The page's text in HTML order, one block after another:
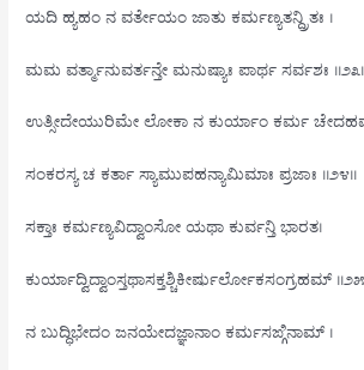
ಯದಿ ಹ್ಯಹಂ ನ ವರ್ತೇಯಂ ಜಾತು ಕರ್ಮಣ್ಯತನ್ದ್ರಿತಃ ।
ಮಮ ವರ್ತ್ಮಾನುವರ್ತನ್ತೇ ಮನುಷ್ಯಾಃ ಪಾರ್ಥ ಸರ್ವಶಃ
ಉತ್ಸೀದೇಯುರಿಮೇ ಲೋಕಾ ನ ಕುರ್ಯಾಂ ಕರ್ಮ
ಸಂಕರಸ್ಯ ಚ ಕರ್ತಾ ಸ್ಯಾಮುಪಹನ್ಯಾಮಿಮಾಃ ಪ್ರಜಾಃ ॥೨೪॥
ಸಕ್ತಾಃ ಕರ್ಮಣ್ಯವಿದ್ವಾಂಸೋ ಯಥಾ ಕುರ್ವನ್ತಿ ಭಾರತ।
ಕುರ್ಯಾದ್ವಿದ್ವಾಂಸ್ತಥಾಸಕ್ತಶ್ಚಿಕೀರ್ಷುರ್ಲೋಕಸಂಗ್ರಹಮ್
ನ ಬುದ್ಧಿಭೇದಂ ಜನಯೇದಜ್ಞಾನಾಂ ಕರ್ಮಸಙ್ಗಿನಾಮ್ ।